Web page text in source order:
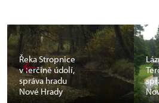
Řeka Stropnice
v Terčině údolí,
správa hradu
Nové Hrady